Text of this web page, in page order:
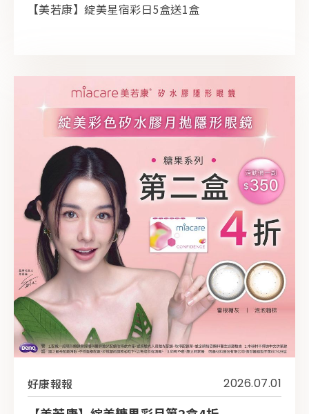
【美若康】綻美星宿彩日5盒送1盒
好康報報 2026.07.01